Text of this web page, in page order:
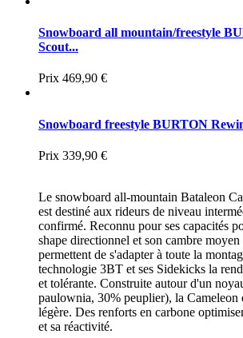
Snowboard all mountain/freestyle
Scout...
Prix 469,90 €
Snowboard freestyle BURTON
Prix 339,90 €
Le snowboard all-mountain Bataleon
est destiné aux rideurs de niveau
confirmé. Reconnu pour ses capacités
shape directionnel et son cambre
permettent de s'adapter à toute la
technologie 3BT et ses Sidekicks la
et tolérante. Construite autour d'un
paulownia, 30% peuplier), la Cameleon
légère. Des renforts en carbone
et sa réactivité.